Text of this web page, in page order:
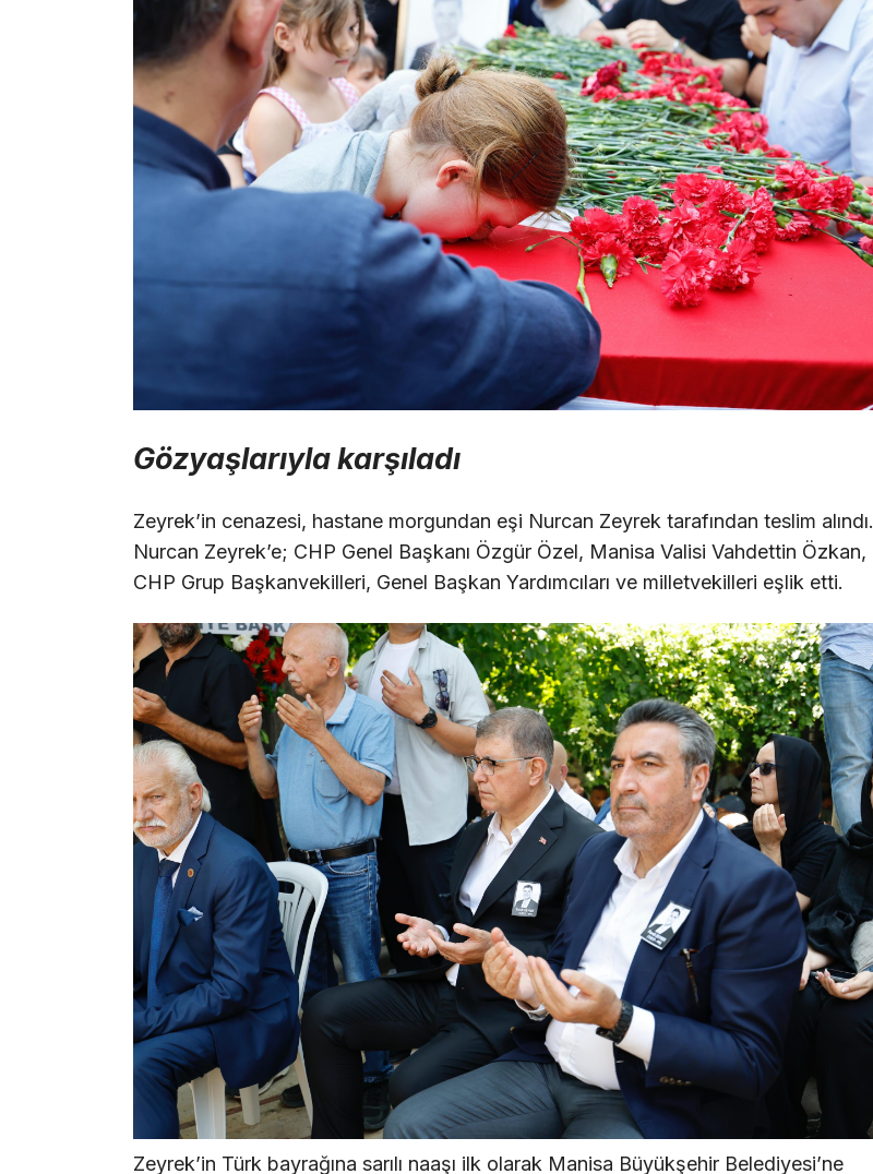
Gözyaşlarıyla karşıladı
Zeyrek’in cenazesi, hastane morgundan eşi Nurcan Zeyrek tarafından teslim alındı.
Nurcan Zeyrek’e; CHP Genel Başkanı Özgür Özel, Manisa Valisi Vahdettin Özkan,
CHP Grup Başkanvekilleri, Genel Başkan Yardımcıları ve milletvekilleri eşlik etti.
Zeyrek’in Türk bayrağına sarılı naaşı ilk olarak Manisa Büyükşehir Belediyesi’ne